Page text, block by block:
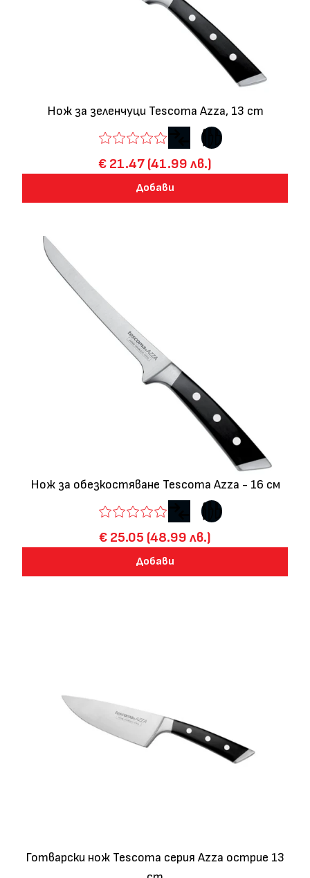
Нож за зеленчуци Tescoma Azza, 13 cm
€ 21.47 (41.99 лв.)
Добави
Нож за обезкостяване Tescoma Azza - 16 см
€ 25.05 (48.99 лв.)
Добави
Готварски нож Tescoma серия Azza острие 13